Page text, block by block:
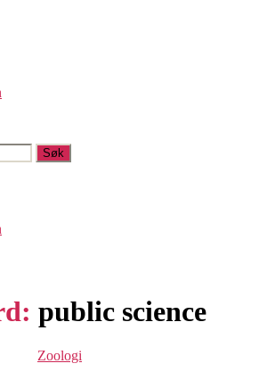
public science
Kategorier
Zoologi